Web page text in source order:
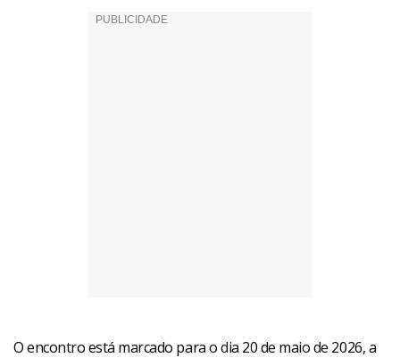
O encontro está marcado para o dia 20 de maio de 2026, a